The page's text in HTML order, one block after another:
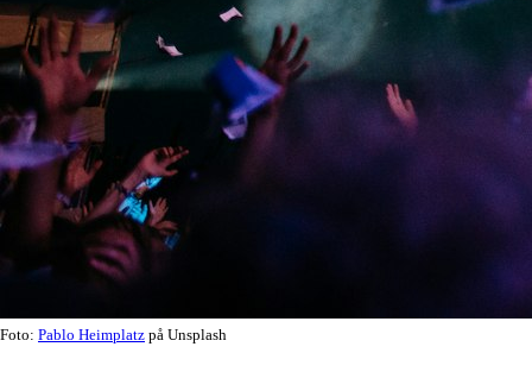
Foto: Pablo Heimplatz på Unsplash